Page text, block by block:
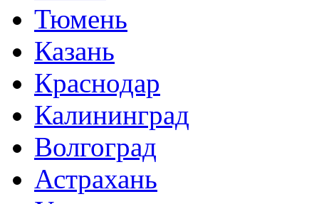
Тюмень
Казань
Краснодар
Калининград
Волгоград
Астрахань